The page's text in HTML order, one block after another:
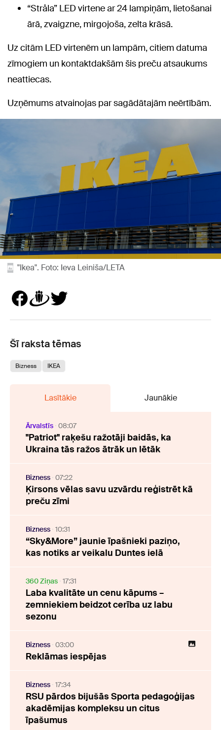
“Stråla” LED virtene ar 24 lampiņām, lietošanai
ārā, zvaigzne, mirgojoša, zelta krāsā.
Uz citām LED virtenēm un lampām, citiem datuma
zīmogiem un kontaktdakšām šis preču atsaukums
neattiecas.
Uzņēmums atvainojas par sagādātajām neērtībām.
"Ikea". Foto: Ieva Leiniša/LETA
Šī raksta tēmas
Bizness IKEA
Lasītākie Jaunākie
Ārvalstīs 08:07
"Patriot" raķešu ražotāji baidās, ka
Ukraina tās ražos ātrāk un lētāk
Bizness 07:22
Ķirsons vēlas savu uzvārdu reģistrēt kā
preču zīmi
Bizness 10:31
“Sky&More” jaunie īpašnieki paziņo,
kas notiks ar veikalu Duntes ielā
360 Ziņas 17:31
Laba kvalitāte un cenu kāpums –
zemniekiem beidzot cerība uz labu
sezonu
Bizness 03:00
Reklāmas iespējas
Bizness 17:34
RSU pārdos bijušās Sporta pedagoģijas
akadēmijas kompleksu un citus
īpašumus